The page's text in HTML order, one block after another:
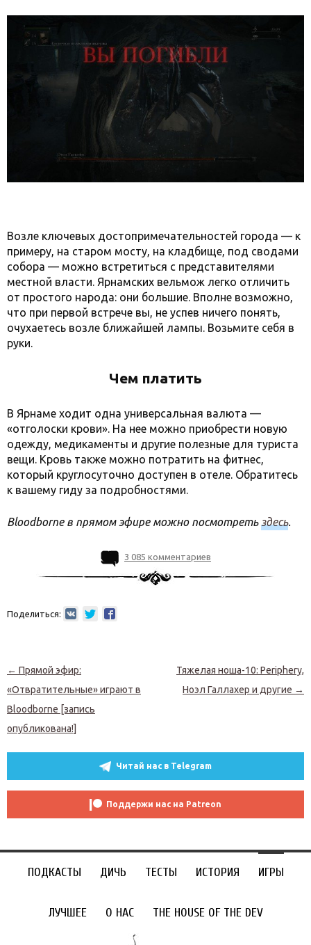
Возле ключевых достопримечательностей города — к
примеру, на старом мосту, на кладбище, под сводами
собора — можно встретиться с представителями
местной власти. Ярнамских вельмож легко отличить
от простого народа: они большие. Вполне возможно,
что при первой встрече вы, не успев ничего понять,
очухаетесь возле ближайшей лампы. Возьмите себя в
руки.
Чем платить
В Ярнаме ходит одна универсальная валюта —
«отголоски крови». На нее можно приобрести новую
одежду, медикаменты и другие полезные для туриста
вещи. Кровь также можно потратить на фитнес,
который круглосуточно доступен в отеле. Обратитесь
к вашему гиду за подробностями.
Bloodborne в прямом эфире можно посмотретьздесь.
3 085 комментариев
Поделиться:
Навигация по записям
← Прямой эфир:
«Отвратительные» играют в
Bloodborne [запись
опубликована!]
Тяжелая ноша-10: Periphery,
Ноэл Галлахер и другие →
Читай нас в Telegram
Поддержи нас на Patreon
ПОДКАСТЫ ДИЧЬ ТЕСТЫ ИСТОРИЯ ИГРЫ
ЛУЧШЕЕ О НАС THE HOUSE OF THE DEV